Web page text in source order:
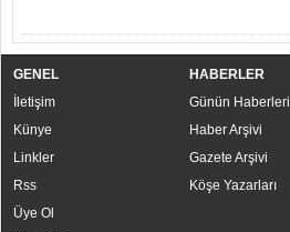
GENEL
İletişim
Künye
Linkler
Rss
Üye Ol
HABERLER
Günün Haberleri
Haber Arşivi
Gazete Arşivi
Köşe Yazarları